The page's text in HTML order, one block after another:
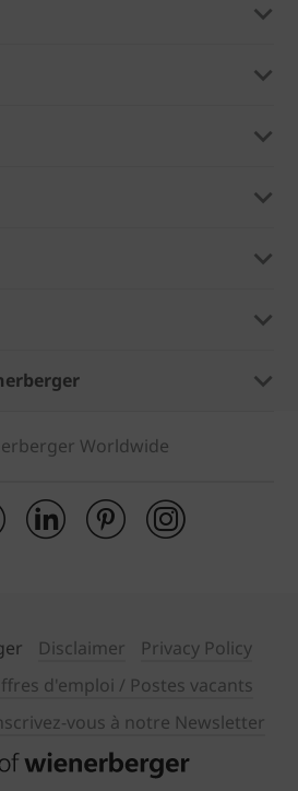
Worldwide
Disclaimer
Privacy Policy
d'emploi / Postes vacants
vous à notre Newsletter